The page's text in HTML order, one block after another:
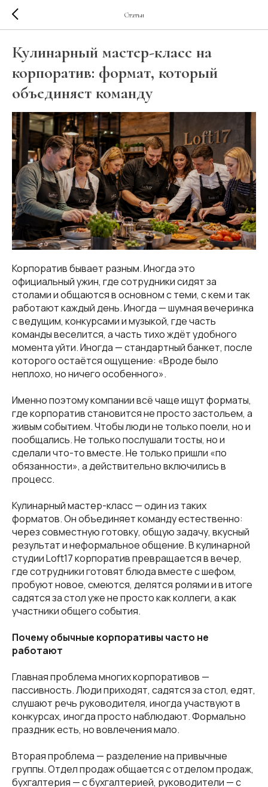
Статьи
Кулинарный мастер-класс на
корпоратив: формат, который
объединяет команду
Корпоратив бывает разным. Иногда это
официальный ужин, где сотрудники сидят за
столами и общаются в основном с теми, с кем и так
работают каждый день. Иногда — шумная вечеринка
с ведущим, конкурсами и музыкой, где часть
команды веселится, а часть тихо ждёт удобного
момента уйти. Иногда — стандартный банкет, после
которого остаётся ощущение: «Вроде было
неплохо, но ничего особенного».
Именно поэтому компании всё чаще ищут форматы,
где корпоратив становится не просто застольем, а
живым событием. Чтобы люди не только поели, но и
пообщались. Не только послушали тосты, но и
сделали что-то вместе. Не только пришли «по
обязанности», а действительно включились в
процесс.
Кулинарный мастер-класс — один из таких
форматов. Он объединяет команду естественно:
через совместную готовку, общую задачу, вкусный
результат и неформальное общение. В кулинарной
студии Loft17 корпоратив превращается в вечер,
где сотрудники готовят блюда вместе с шефом,
пробуют новое, смеются, делятся ролями и в итоге
садятся за стол уже не просто как коллеги, а как
участники общего события.
Почему обычные корпоративы часто не
работают
Главная проблема многих корпоративов —
пассивность. Люди приходят, садятся за стол, едят,
слушают речь руководителя, иногда участвуют в
конкурсах, иногда просто наблюдают. Формально
праздник есть, но вовлечения мало.
Вторая проблема — разделение на привычные
группы. Отдел продаж общается с отделом продаж,
бухгалтерия — с бухгалтерией, руководители — с